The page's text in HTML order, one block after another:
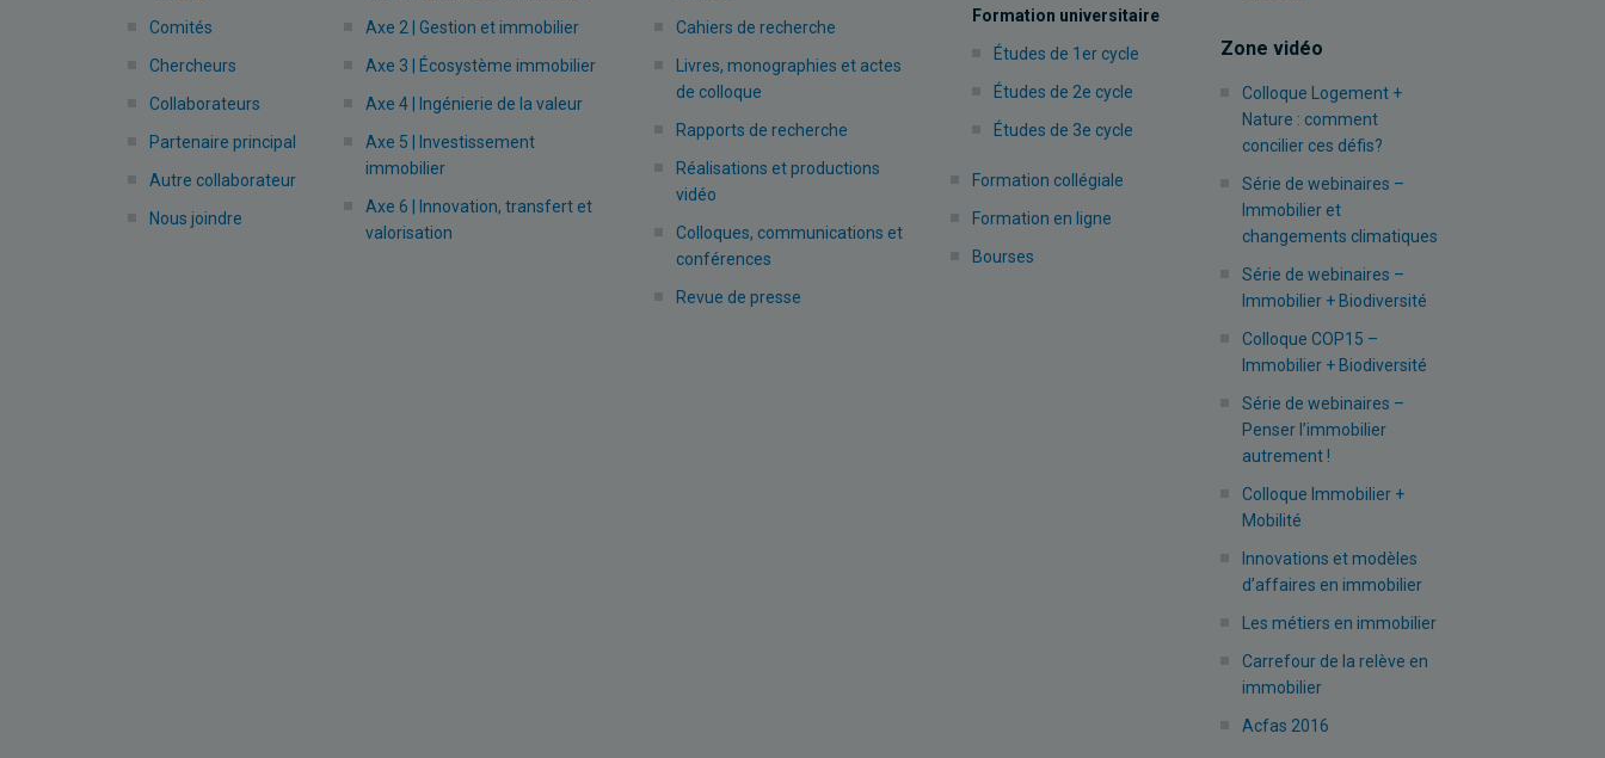
Comités
Chercheurs
Collaborateurs
Partenaire principal
Autre collaborateur
Nous joindre
Axe 2 | Gestion et immobilier
Axe 3 | Écosystème immobilier
Axe 4 | Ingénierie de la valeur
Axe 5 | Investissement
immobilier
Axe 6 | Innovation, transfert et
valorisation
Cahiers de recherche
Livres, monographies et actes
de colloque
Rapports de recherche
Réalisations et productions
vidéo
Colloques, communications et
conférences
Revue de presse
Formation universitaire
Études de 1er cycle
Études de 2e cycle
Études de 3e cycle
Formation collégiale
Formation en ligne
Bourses
Zone vidéo
Colloque Logement +
Nature : comment
concilier ces défis?
Série de webinaires –
Immobilier et
changements climatiques
Série de webinaires –
Immobilier + Biodiversité
Colloque COP15 –
Immobilier + Biodiversité
Série de webinaires –
Penser l’immobilier
autrement !
Colloque Immobilier +
Mobilité
Innovations et modèles
d’affaires en immobilier
Les métiers en immobilier
Carrefour de la relève en
immobilier
Acfas 2016